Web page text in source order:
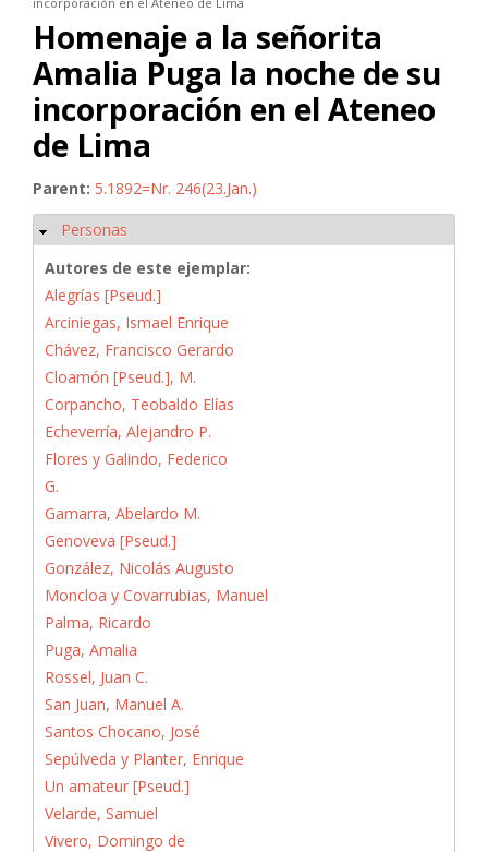
Homenaje a la señorita
Amalia Puga la noche de su
incorporación en el Ateneo
de Lima
Parent: 5.1892=Nr. 246(23.Jan.)
Ocultar
Personas
Autores de este ejemplar:
Alegrías [Pseud.]
Arciniegas, Ismael Enrique
Chávez, Francisco Gerardo
Cloamón [Pseud.], M.
Corpancho, Teobaldo Elías
Echeverría, Alejandro P.
Flores y Galindo, Federico
G.
Gamarra, Abelardo M.
Genoveva [Pseud.]
González, Nicolás Augusto
Moncloa y Covarrubias, Manuel
Palma, Ricardo
Puga, Amalia
Rossel, Juan C.
San Juan, Manuel A.
Santos Chocano, José
Sepúlveda y Planter, Enrique
Un amateur [Pseud.]
Velarde, Samuel
Vivero, Domingo de